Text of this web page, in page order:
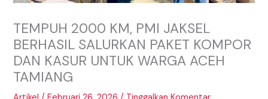
TEMPUH 2000 KM, PMI JAKSEL
BERHASIL SALURKAN PAKET KOMPOR
DAN KASUR UNTUK WARGA ACEH
TAMIANG